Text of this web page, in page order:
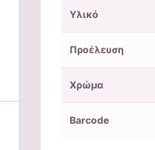
Υλικό
Προέλευση
Χρώμα
Barcode